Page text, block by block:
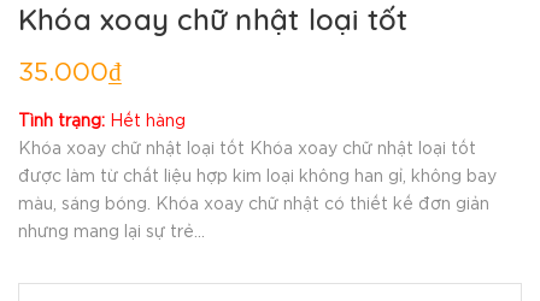
Khóa xoay chữ nhật loại tốt
35.000₫
Tình trạng: Hết hàng
Khóa xoay chữ nhật loại tốt Khóa xoay chữ nhật loại tốt
được làm từ chất liệu hợp kim loại không han gỉ, không bay
màu, sáng bóng. Khóa xoay chữ nhật có thiết kế đơn giản
nhưng mang lại sự trẻ...